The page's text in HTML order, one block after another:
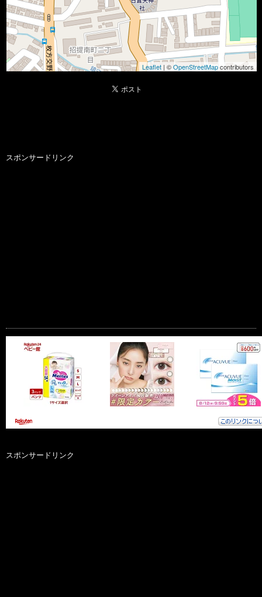
Leaflet | ©OpenStreetMapcontributors
スポンサードリンク
スポンサードリンク